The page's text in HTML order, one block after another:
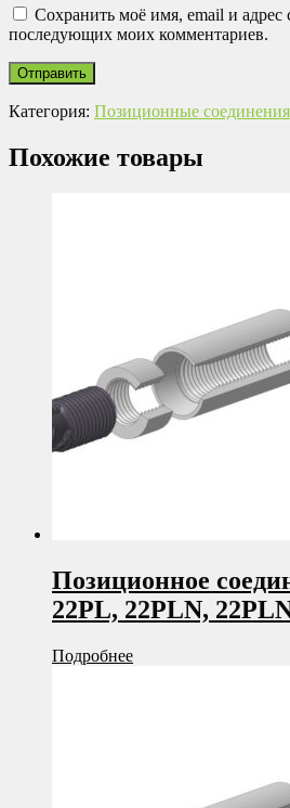
Сохранить моё имя, email и адрес
последующих моих комментариев.
Категория: Позиционные
Похожие товары
Позиционное
22PL, 22PLN,
Подробнее